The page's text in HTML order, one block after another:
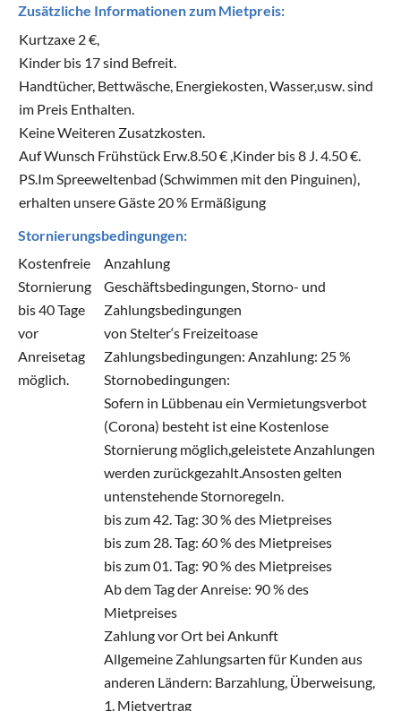
Zusätzliche Informationen zum Mietpreis:
Kurtzaxe 2 €,
Kinder bis 17 sind Befreit.
Handtücher, Bettwäsche, Energiekosten, Wasser,usw. sind
im Preis Enthalten.
Keine Weiteren Zusatzkosten.
Auf Wunsch Frühstück Erw.8.50 € ,Kinder bis 8 J. 4.50 €.
PS.Im Spreeweltenbad (Schwimmen mit den Pinguinen),
erhalten unsere Gäste 20 % Ermäßigung
Stornierungsbedingungen:
Kostenfreie
Stornierung
bis 40 Tage
vor
Anreisetag
möglich.
Anzahlung
Geschäftsbedingungen, Storno- und
Zahlungsbedingungen
von Stelter‘s Freizeitoase
Zahlungsbedingungen: Anzahlung: 25 %
Stornobedingungen:
Sofern in Lübbenau ein Vermietungsverbot
(Corona) besteht ist eine Kostenlose
Stornierung möglich,geleistete Anzahlungen
werden zurückgezahlt.Ansosten gelten
untenstehende Stornoregeln.
bis zum 42. Tag: 30 % des Mietpreises
bis zum 28. Tag: 60 % des Mietpreises
bis zum 01. Tag: 90 % des Mietpreises
Ab dem Tag der Anreise: 90 % des
Mietpreises
Zahlung vor Ort bei Ankunft
Allgemeine Zahlungsarten für Kunden aus
anderen Ländern: Barzahlung, Überweisung,
1. Mietvertrag